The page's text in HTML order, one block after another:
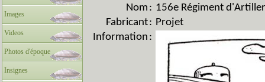
Images
Videos
Photos d'époque
Insignes
Nom : 156e Régiment
Fabricant: Projet
Information :